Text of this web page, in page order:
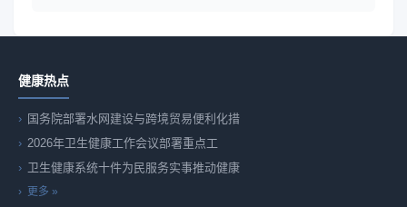
健康热点
国务院部署水网建设与跨境贸易便利化措
2026年卫生健康工作会议部署重点工
卫生健康系统十件为民服务实事推动健康
更多 »